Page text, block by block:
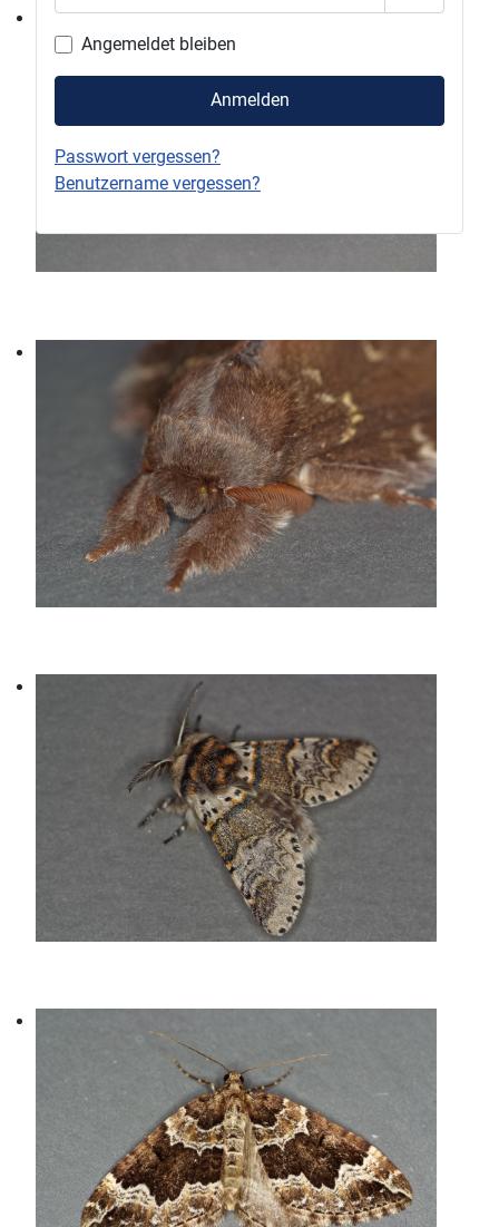
Passwort
Angemeldet bleiben
Anmelden
Passwort vergessen?
Benutzername vergessen?